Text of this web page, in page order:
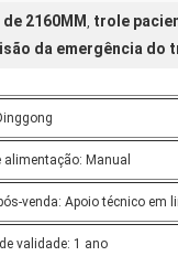
2160MM , trole
da emergência do
alimentação: Manual
venda: Apoio técnico em
validade: 1 ano